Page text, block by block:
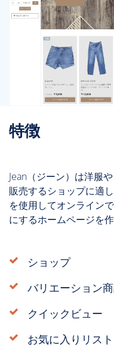
特徴
Jean（ジーン）は洋服
販売するショップに適
を使用してオンライン
にするホームページを作
ショップ
バリエーション
クイックビュー
お気に入りリスト